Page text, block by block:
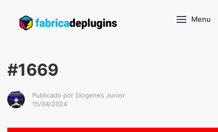
Menu
#1669
Publicado por Diogenes Junior
15/04/2024